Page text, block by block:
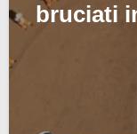
bruciati